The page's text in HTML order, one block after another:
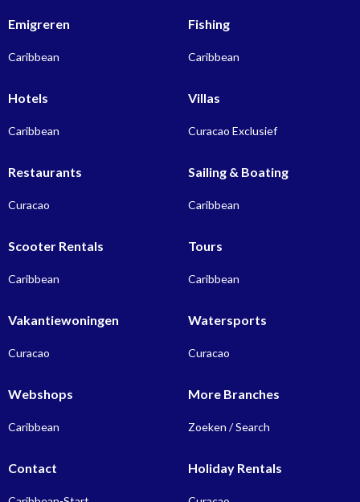
Emigreren
Caribbean
Fishing
Caribbean
Hotels
Caribbean
Villas
Curacao Exclusief
Restaurants
Curacao
Sailing & Boating
Caribbean
Scooter Rentals
Caribbean
Tours
Caribbean
Vakantiewoningen
Curacao
Watersports
Curacao
Webshops
Caribbean
More Branches
Zoeken / Search
Contact Holiday Rentals